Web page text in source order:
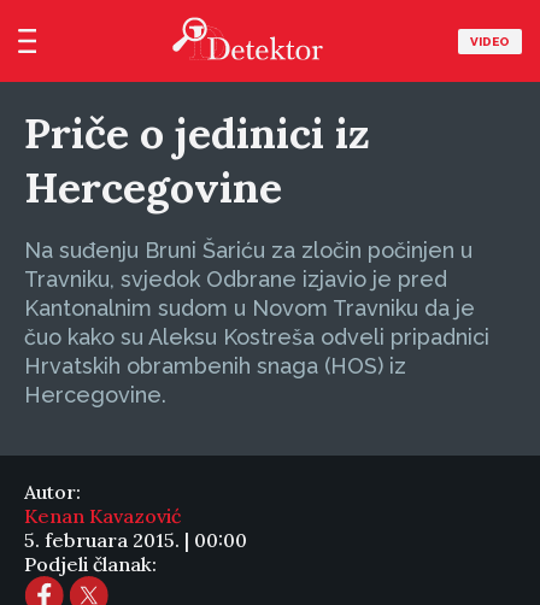
VIDEO
Priče o jedinici iz
Hercegovine
Na suđenju Bruni Šariću za zločin počinjen u
Travniku, svjedok Odbrane izjavio je pred
Kantonalnim sudom u Novom Travniku da je
čuo kako su Aleksu Kostreša odveli pripadnici
Hrvatskih obrambenih snaga (HOS) iz
Hercegovine.
Autor:
Kenan Kavazović
5. februara 2015. | 00:00
Podjeli članak: